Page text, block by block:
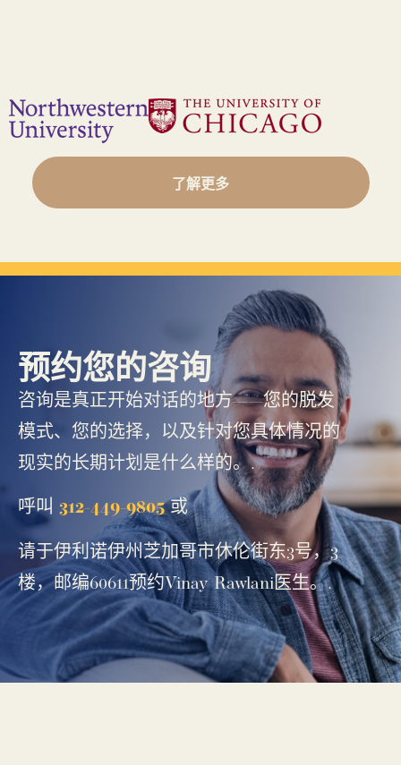
了解更多
预约您的咨询
咨询是真正开始对话的地方——您的脱发
模式、您的选择，以及针对您具体情况的
现实的长期计划是什么样的。.
呼叫 312-449-9805或
请于伊利诺伊州芝加哥市休伦街东3号，3
楼，邮编60611预约Vinay Rawlani医生。.